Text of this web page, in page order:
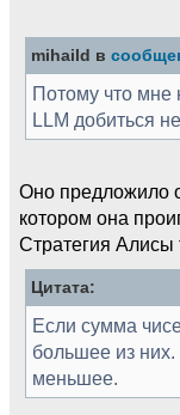
mihaild в
Потому что мне
LLM добиться
Оно предложило
котором она
Стратегия Алисы
Цитата:
Если сумма
большее из них.
меньшее.